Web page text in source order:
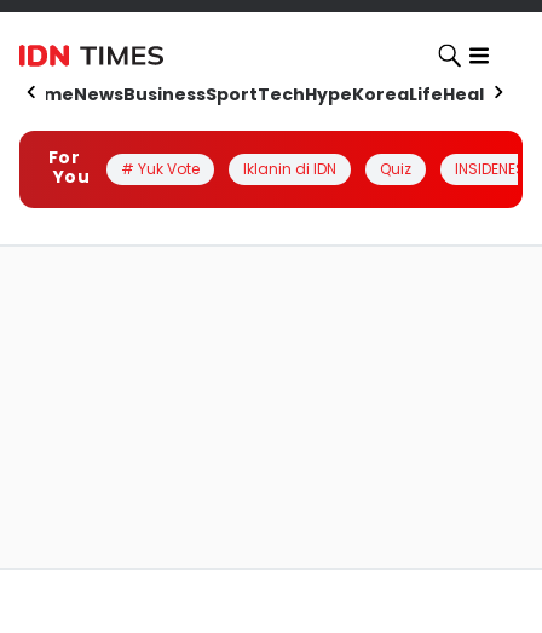
HomeNewsBusinessSportTechHypeKoreaLifeHealth
For
You
# Yuk Vote Iklanin di IDN Quiz INSIDENESIA